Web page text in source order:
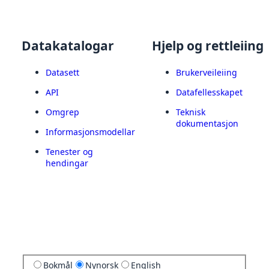
Datakatalogar
Datasett
API
Omgrep
Informasjonsmodellar
Tenester og
hendingar
Hjelp og rettleiing
Brukerveileiing
Datafellesskapet
Teknisk
dokumentasjon
Bokmål Nynorsk English